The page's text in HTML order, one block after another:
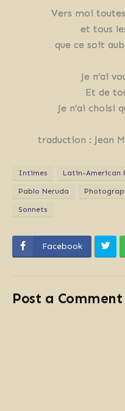
Vers moi
et tous
que ce soit
Je n’ai
Et de
Je n’ai choisi
traduction : Jean
Intimes Latin-American
Pablo Neruda
Sonnets
Facebook
Post a Comment